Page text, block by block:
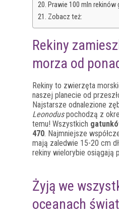
Prawie 100 mln rekinów
Zobacz też:
Rekiny
morza od
Rekiny to zwierzęta
naszej planecie od
Najstarsze odnalezione
Leonoduspochodzą z
temu! Wszystkich
470. Najmniejsze
mają zaledwie 15-20 cm
rekiny wielorybie osiągają
Żyją we
oceanach